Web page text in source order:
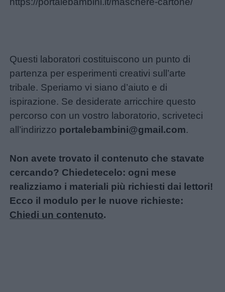
Questi laboratori costituiscono un punto di
partenza per esperimenti creativi sull’arte
tribale. Speriamo vi siano d’aiuto e di
ispirazione. Se desiderate arricchire questo
percorso con un vostro laboratorio, scriveteci
all’indirizzo portalebambini@gmail.com.
Non avete trovato il contenuto che stavate
cercando? Chiedetecelo: ogni mese
realizziamo i materiali più richiesti dai lettori!
Ecco il modulo per le nuove richieste:
Chiedi un contenuto.